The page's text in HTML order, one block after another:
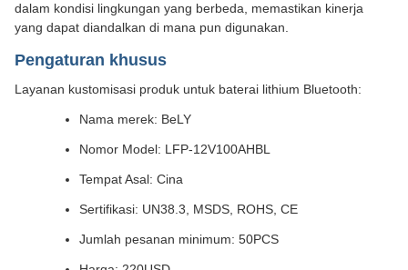
dalam kondisi lingkungan yang berbeda, memastikan kinerja
yang dapat diandalkan di mana pun digunakan.
Pengaturan khusus
Layanan kustomisasi produk untuk baterai lithium Bluetooth:
Nama merek: BeLY
Nomor Model: LFP-12V100AHBL
Tempat Asal: Cina
Sertifikasi: UN38.3, MSDS, ROHS, CE
Jumlah pesanan minimum: 50PCS